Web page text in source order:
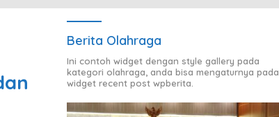
Berita Olahraga
Ini contoh widget dengan style gallery pada
kategori olahraga, anda bisa mengaturnya pada
widget recent post wpberita.